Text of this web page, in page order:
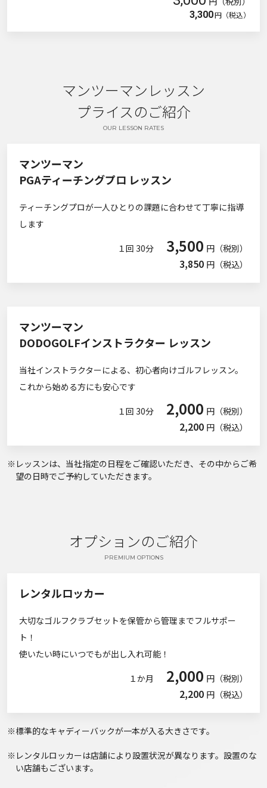
3,300円（税込）
マンツーマンレッスン
プライスのご紹介
OUR LESSON RATES
マンツーマン
PGAティーチングプロ レッスン
ティーチングプロが一人ひとりの課題に合わせて丁寧に指導
します
１回 30分 3,500 円（税別）
3,850 円（税込）
マンツーマン
DODOGOLFインストラクター レッスン
当社インストラクターによる、初心者向けゴルフレッスン。
これから始める方にも安心です
１回 30分 2,000 円（税別）
2,200 円（税込）
※レッスンは、当社指定の日程をご確認いただき、その中からご希
望の日時でご予約していただきます。
オプションのご紹介
PREMIUM OPTIONS
レンタルロッカー
大切なゴルフクラブセットを保管から管理までフルサポー
ト！
使いたい時にいつでもが出し入れ可能！
１か月 2,000 円（税別）
2,200 円（税込）
※標準的なキャディーバックが一本が入る大きさです。
※レンタルロッカーは店舗により設置状況が異なります。設置のな
い店舗もございます。